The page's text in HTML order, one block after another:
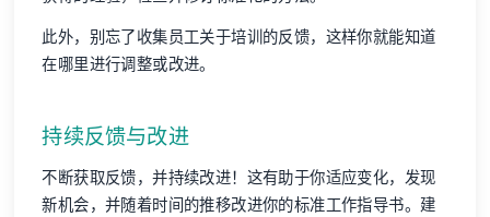
此外，别忘了收集员工关于培训的反馈，这样你就能知道
在哪里进行调整或改进。
持续反馈与改进
不断获取反馈，并持续改进！这有助于你适应变化，发现
新机会，并随着时间的推移改进你的标准工作指导书。建